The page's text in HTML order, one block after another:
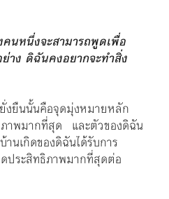
นหนึ่งจะสามารถพูดเพื่อ
าง ดิฉันคงอยากจะทำสิ่ง
งยืนนั้นคือจุดมุ่งหมายหลัก
าพมากที่สุด และตัวของดิฉัน
นเกิดของดิฉันได้รับการ
ประสิทธิภาพมากที่สุดต่อ